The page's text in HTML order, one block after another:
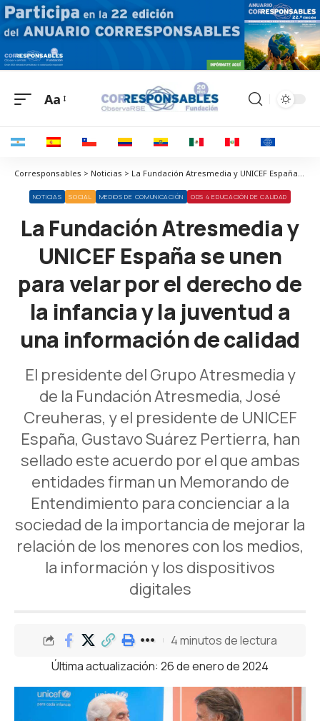
Aa
Corresponsables > Noticias > La Fundación Atresmedia y UNICEF España se unen para velar por el derecho de la infancia y la juventud a una información de calidad
NOTICIAS SOCIAL MEDIOS DE COMUNICACIÓN ODS 4 EDUCACIÓN DE CALIDAD
La Fundación Atresmedia y
UNICEF España se unen
para velar por el derecho de
la infancia y la juventud a
una información de calidad
El presidente del Grupo Atresmedia y
de la Fundación Atresmedia, José
Creuheras, y el presidente de UNICEF
España, Gustavo Suárez Pertierra, han
sellado este acuerdo por el que ambas
entidades firman un Memorando de
Entendimiento para concienciar a la
sociedad de la importancia de mejorar la
relación de los menores con los medios,
la información y los dispositivos
digitales
Última actualización: 26 de enero de 2024
4 minutos de lectura